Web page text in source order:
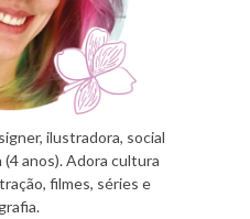
ilustradora, social
(4 anos). Adora cultura
filmes, séries e